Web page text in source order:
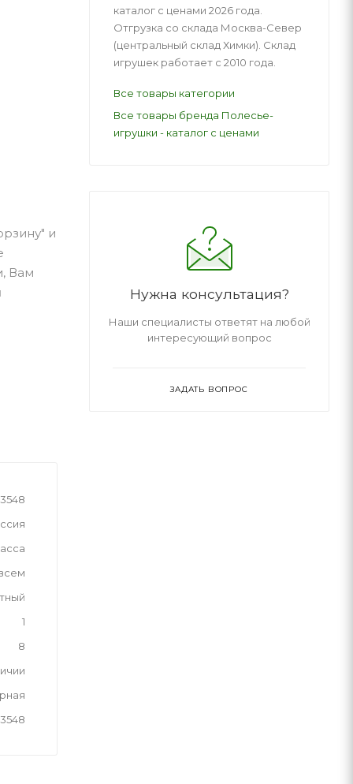
и
Вам
1
8
каталог с ценами 2026 года.
Отгрузка со склада Москва-Север
(центральный склад Химки). Склад
игрушек работает с 2010 года.
Все товары категории
Все товары бренда Полесье-
игрушки - каталог с ценами
Нужна консультация?
Наши специалисты ответят на любой
интересующий вопрос
ЗАДАТЬ ВОПРОС